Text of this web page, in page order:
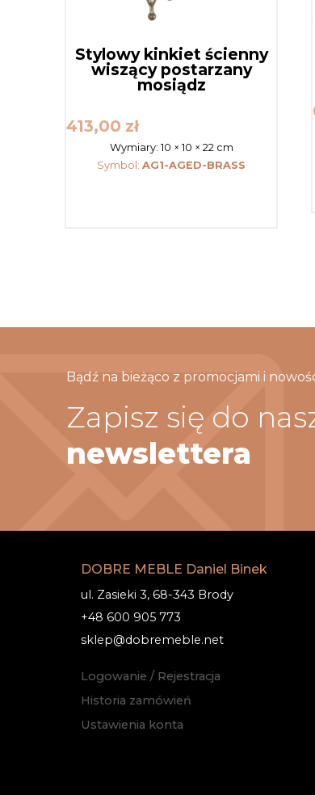
Stylowy kinkiet ścienny
wiszący postarzany
mosiądz
413,00 zł
Wymiary: 10 × 10 × 22 cm
Symbol:AG1-AGED-BRASS
Bądź na bieżąco z promocjami i
Zapisz się do
newslettera
DOBRE MEBLE Daniel Binek
ul. Zasieki 3, 68-343 Brody
+48 600 905 773
sklep@dobremeble.net
Logowanie / Rejestracja
Historia zamówień
Ustawienia konta